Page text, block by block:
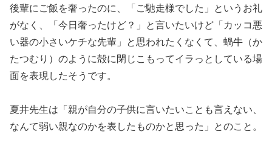
後輩にご飯を奢ったのに、「ご馳走様でした」というお礼
がなく、「今日奢ったけど？」と言いたいけど「カッコ悪
い器の小さいケチな先輩」と思われたくなくて、蝸牛（か
たつむり）のように殻に閉じこもってイラっとしている場
面を表現したそうです。
夏井先生は「親が自分の子供に言いたいことも言えない、
なんて弱い親なのかを表したものかと思った」とのこと。